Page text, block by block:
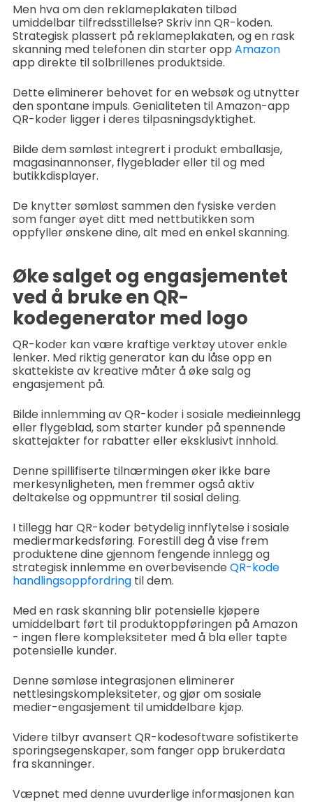
Men hva om den reklameplakaten tilbød
umiddelbar tilfredsstillelse? Skriv inn QR-koden.
Strategisk plassert på reklameplakaten, og en rask
skanning med telefonen din starter opp Amazon
app direkte til solbrillenes produktside.
Dette eliminerer behovet for en websøk og utnytter
den spontane impuls. Genialiteten til Amazon-app
QR-koder ligger i deres tilpasningsdyktighet.
Bilde dem sømløst integrert i produkt emballasje,
magasinannonser, flygeblader eller til og med
butikkdisplayer.
De knytter sømløst sammen den fysiske verden
som fanger øyet ditt med nettbutikken som
oppfyller ønskene dine, alt med en enkel skanning.
Øke salget og engasjementet
ved å bruke en QR-
kodegenerator med logo
QR-koder kan være kraftige verktøy utover enkle
lenker. Med riktig generator kan du låse opp en
skattekiste av kreative måter å øke salg og
engasjement på.
Bilde innlemming av QR-koder i sosiale medieinnlegg
eller flygeblad, som starter kunder på spennende
skattejakter for rabatter eller eksklusivt innhold.
Denne spillifiserte tilnærmingen øker ikke bare
merkesynligheten, men fremmer også aktiv
deltakelse og oppmuntrer til sosial deling.
I tillegg har QR-koder betydelig innflytelse i sosiale
mediermarkedsføring. Forestill deg å vise frem
produktene dine gjennom fengende innlegg og
strategisk innlemme en overbevisende QR-kode
handlingsoppfordring til dem.
Med en rask skanning blir potensielle kjøpere
umiddelbart ført til produktoppføringen på Amazon
- ingen flere kompleksiteter med å bla eller tapte
potensielle kunder.
Denne sømløse integrasjonen eliminerer
nettlesingskompleksiteter, og gjør om sosiale
medier-engasjement til umiddelbare kjøp.
Videre tilbyr avansert QR-kodesoftware sofistikerte
sporingsegenskaper, som fanger opp brukerdata
fra skanninger.
Væpnet med denne uvurderlige informasjonen kan